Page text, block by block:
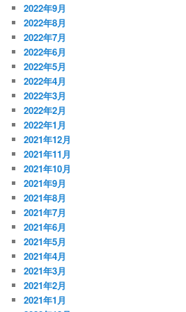
2022年9月
2022年8月
2022年7月
2022年6月
2022年5月
2022年4月
2022年3月
2022年2月
2022年1月
2021年12月
2021年11月
2021年10月
2021年9月
2021年8月
2021年7月
2021年6月
2021年5月
2021年4月
2021年3月
2021年2月
2021年1月